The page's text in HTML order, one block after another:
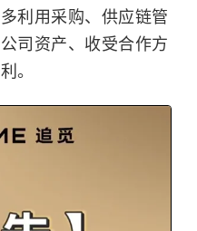
利用采购、供应链管
司资产、收受合作方
。